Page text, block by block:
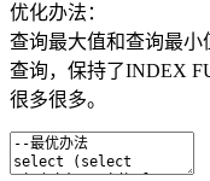
优化办法：
查询最大值和查询最小
查询，保持了INDEX
很多很多。